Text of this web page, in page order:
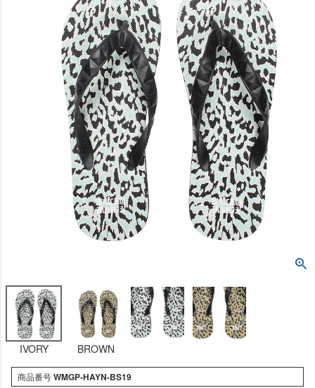
IVORY BROWN
商品番号WMGP-HAYN-BS19